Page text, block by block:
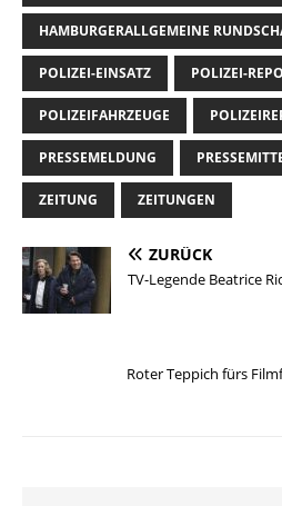
HAMBURGERALLGEMEINE
POLIZEI-EINSATZ POLIZEI-
POLIZEIFAHRZEUGE
PRESSEMELDUNG
ZEITUNG ZEITUNGEN
ZURÜCK
TV-Legende Beatrice
Roter Teppich fürs